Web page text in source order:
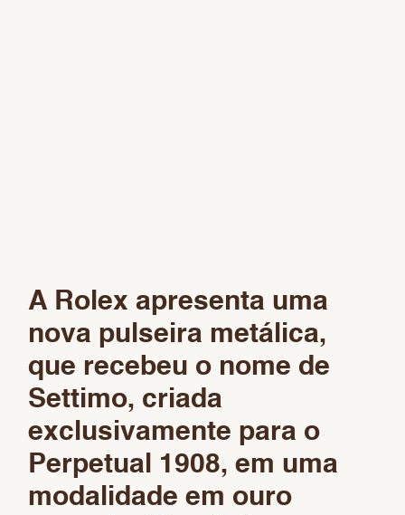
A Rolex apresenta uma
nova pulseira metálica,
que recebeu o nome de
Settimo, criada
exclusivamente para o
Perpetual 1908, em uma
modalidade em ouro